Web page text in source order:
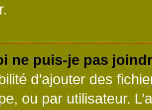
ne puis-je pas
d’ajouter des
ou par utilisateur.